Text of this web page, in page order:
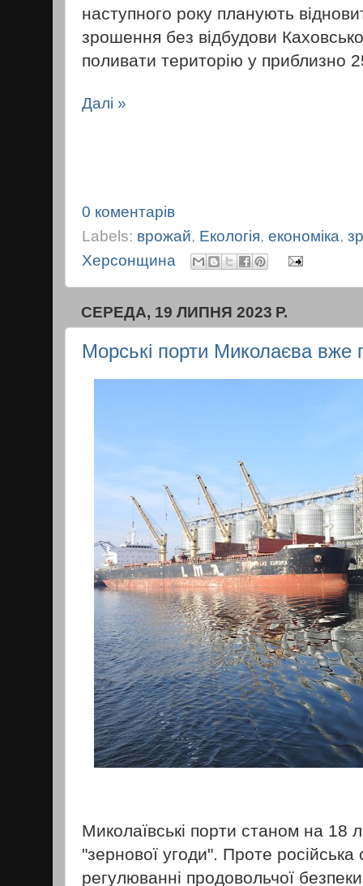
наступного року планують
зрошення без відбудови
поливати територію у приблизно
Далі »
0 коментарів
Labels: врожай, Екологія, економіка,
Херсонщина
СЕРЕДА, 19 ЛИПНЯ 2023 Р.
Морські порти Миколаєва вже
Миколаївські порти станом на 18
"зернової угоди". Проте
регулюванні продовольчої